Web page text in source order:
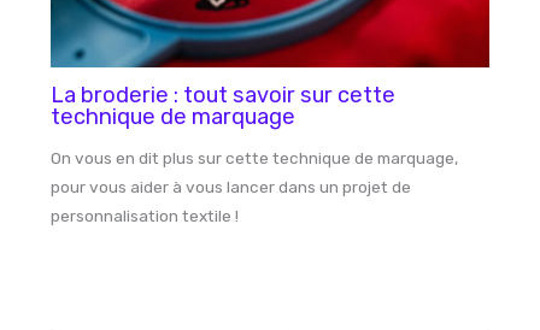
La broderie : tout savoir sur cette
technique de marquage
On vous en dit plus sur cette technique de marquage,
pour vous aider à vous lancer dans un projet de
personnalisation textile !